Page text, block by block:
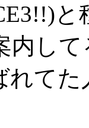
内して
れて